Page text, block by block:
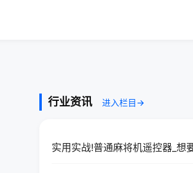
行业资讯 进入栏目→
实用实战!普通麻将机遥控器_想